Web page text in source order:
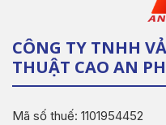
CÔNG TY TNHH
THUẬT CAO AN
Mã số thuế: 1101954452